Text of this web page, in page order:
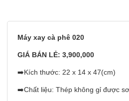
Máy xay cà phê 020
GIÁ BÁN LẺ: 3,900,000
➡️Kích thước: 22 x 14 x 47(cm)
➡️Chất liệu: Thép không gỉ được